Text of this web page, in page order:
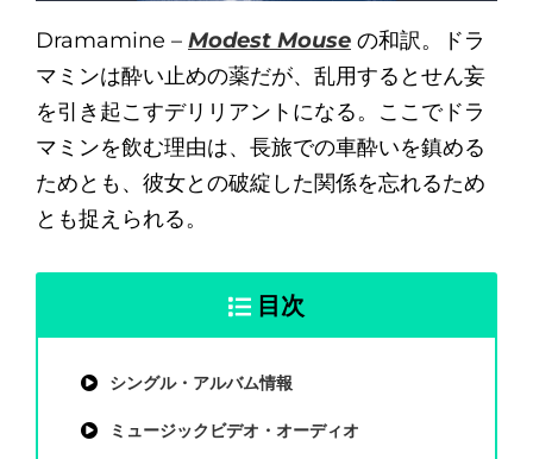
Dramamine – Modest Mouse の和訳。ドラ
マミンは酔い止めの薬だが、乱用するとせん妄
を引き起こすデリリアントになる。ここでドラ
マミンを飲む理由は、長旅での車酔いを鎮める
ためとも、彼女との破綻した関係を忘れるため
とも捉えられる。
目次
シングル・アルバム情報
ミュージックビデオ・オーディオ